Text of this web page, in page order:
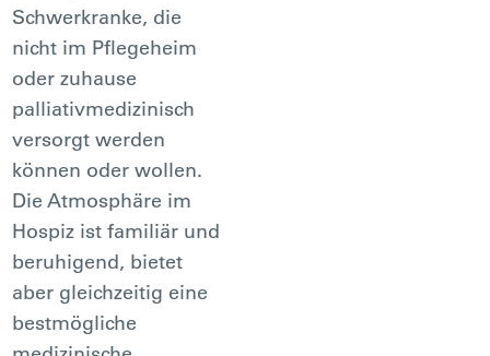
Schwerkranke, die
nicht im Pflegeheim
oder zuhause
palliativmedizinisch
versorgt werden
können oder wollen.
Die Atmosphäre im
Hospiz ist familiär und
beruhigend, bietet
aber gleichzeitig eine
bestmögliche